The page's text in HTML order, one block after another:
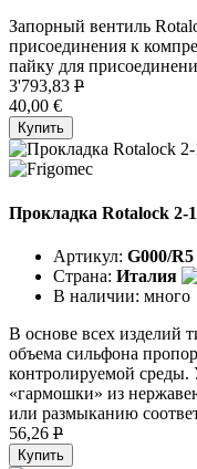
Запорный вентиль
присоединения к
пайку для
3'793,83 P
40,00 €
Купить
Прокладка Rotalock 2-
Артикул: G000/R5
Страна: Италия
В наличии: много
В основе всех изделий
объема сильфона
контролируемой
«гармошки» из
или размыканию
56,26 P
Купить